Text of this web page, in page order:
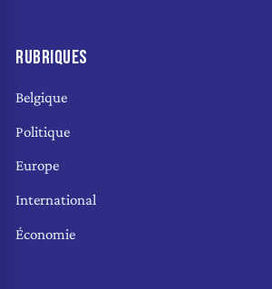
RUBRIQUES
Belgique
Politique
Europe
International
Économie